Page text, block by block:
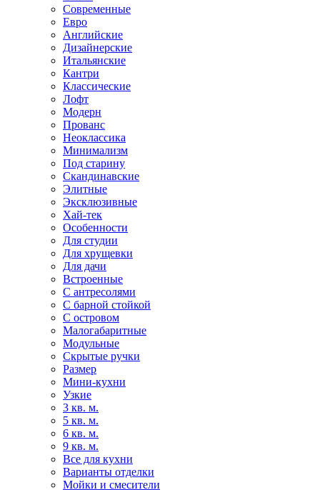
Современные
Евро
Английские
Дизайнерские
Итальянские
Кантри
Классические
Лофт
Модерн
Прованс
Неоклассика
Минимализм
Под старину
Скандинавские
Элитные
Эксклюзивные
Хай-тек
Особенности
Для студии
Для хрущевки
Для дачи
Встроенные
С антресолями
С барной стойкой
С островом
Малогабаритные
Модульные
Скрытые ручки
Размер
Мини-кухни
Узкие
3 кв. м.
5 кв. м.
6 кв. м.
9 кв. м.
Все для кухни
Варианты отделки
Мойки и смесители